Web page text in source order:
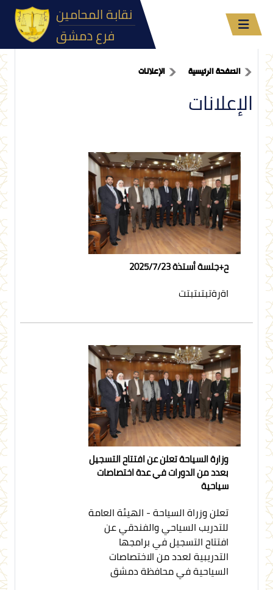
فرع دمشق
الصفحة الرئيسية الإعلانات
الإعلانات
ح+جلسة أستذة 2025/7/23
اةرةتبتىتبتت
وزارة السياحة تعلن عن افتتاح التسجيل
بعدد من الدورات في عدة اختصاصات
سياحية
تعلن وزراة السياحة - الهيئة العامة
للتدريب السياحي والفندقي عن
افتتاح التسجيل في برامجها
التدريبية لعدد من الاختصاصات
السياحية في محافظة دمشق